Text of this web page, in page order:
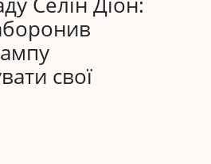
свої